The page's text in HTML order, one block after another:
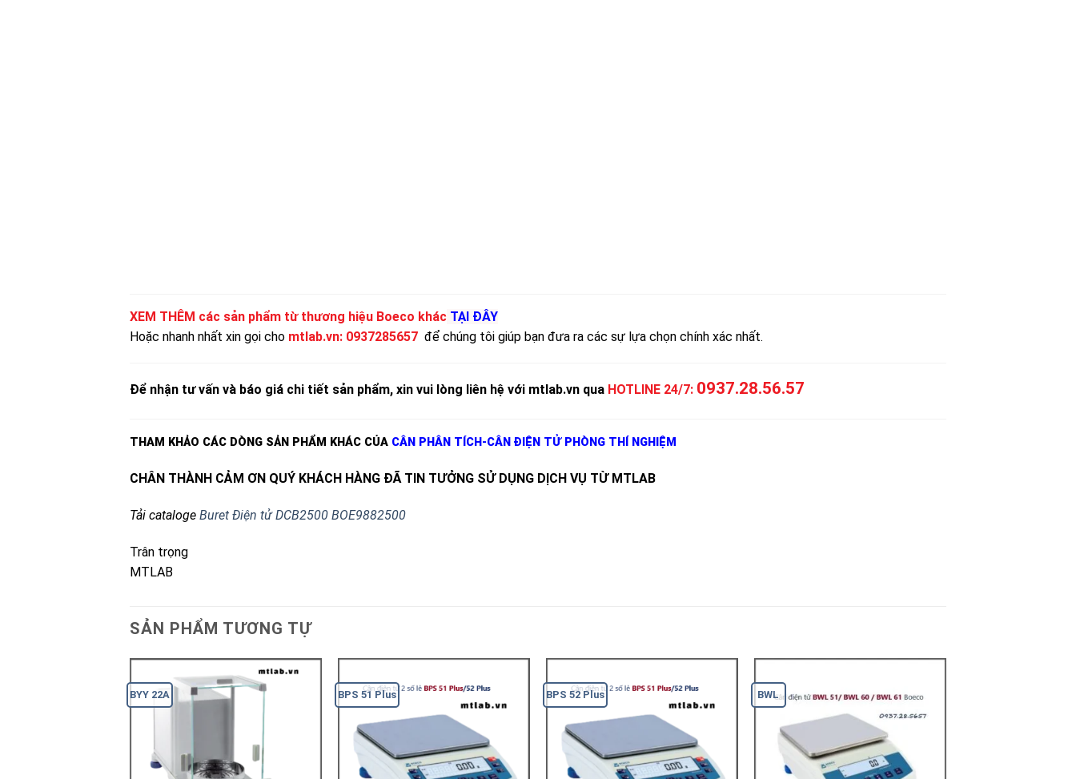
XEM THÊM các sản phẩm từ thương hiệu Boeco khác TẠI ĐÂY
Hoặc nhanh nhất xin gọi cho mtlab.vn: 0937285657 để chúng tôi giúp bạn đưa ra các sự lựa chọn chính xác nhất.
Để nhận tư vấn và báo giá chi tiết sản phẩm, xin vui lòng liên hệ với mtlab.vn qua HOTLINE 24/7: 0937.28.56.57
THAM KHẢO CÁC DÒNG SẢN PHẨM KHÁC CỦA CÂN PHÂN TÍCH-CÂN ĐIỆN TỬ PHÒNG THÍ NGHIỆM
CHÂN THÀNH CẢM ƠN QUÝ KHÁCH HÀNG ĐÃ TIN TƯỞNG SỬ DỤNG DỊCH VỤ TỪ MTLAB
Tải cataloge Buret Điện tử DCB2500 BOE9882500
Trân trọng
MTLAB
SẢN PHẨM TƯƠNG TỰ
BYY 22A BPS 51 Plus BPS 52 Plus BWL